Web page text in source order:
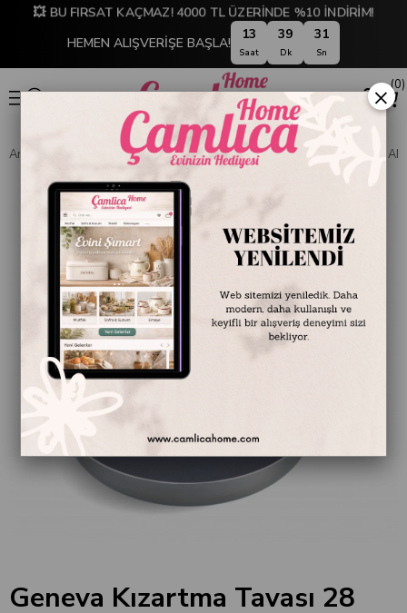
💥 BU FIRSAT KAÇMAZ! 4000 TL ÜZERİNDE %10 İNDİRİM!
HEMEN ALIŞVERİŞE BAŞLA!
13
Saat
39
Dk
31
Sn
0
Anasayfa SOFRA & MUTFAK PİŞİRME GEREÇLERİ TAVA VE
Geneva Kızartma Tavası 28
×